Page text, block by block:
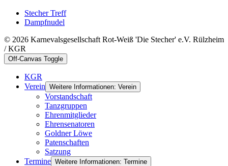
Stecher Treff
Dampfnudel
© 2026 Karnevalsgesellschaft Rot-Weiß 'Die Stecher' e.V. Rülzheim
/ KGR
Off-Canvas Toggle
KGR
Verein Weitere Informationen: Verein
Vorstandschaft
Tanzgruppen
Ehrenmitglieder
Ehrensenatoren
Goldner Löwe
Patenschaften
Satzung
Termine Weitere Informationen: Termine